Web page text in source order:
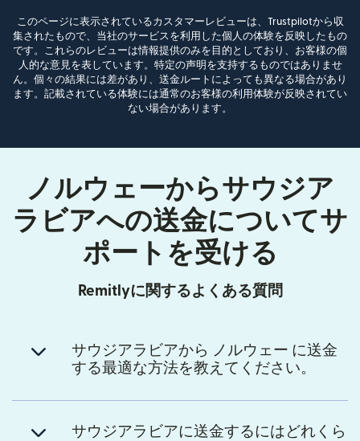
このページに表示されているカスタマーレビューは、Trustpilotから収
集されたもので、当社のサービスを利用した個人の体験を反映したもの
です。これらのレビューは情報提供のみを目的としており、お客様の個
人的な意見を表しています。特定の声明を支持するものではありませ
ん。個々の結果には差があり、送金ルートによっても異なる場合があり
ます。記載されている体験には通常のお客様の利用体験が反映されてい
ない場合があります。
ノルウェーからサウジア
ラビアへの送金についてサ
ポートを受ける
Remitlyに関するよくある質問
サウジアラビアから ノルウェー に送金
する最適な方法を教えてください。
サウジアラビアに送金するにはどれくら